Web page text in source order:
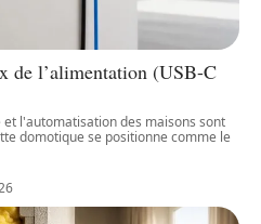
de l’alimentation (USB-C
l'automatisation des maisons sont
domotique se positionne comme le